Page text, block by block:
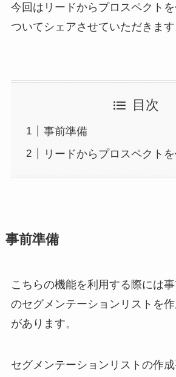
今回はリードからプロスペクト
ついてシェアさせていただきます
目次
事前準備
リードからプロスペクト
事前準備
こちらの機能を利用する際には
のセグメンテーションリストを
があります。
セグメンテーションリストの作